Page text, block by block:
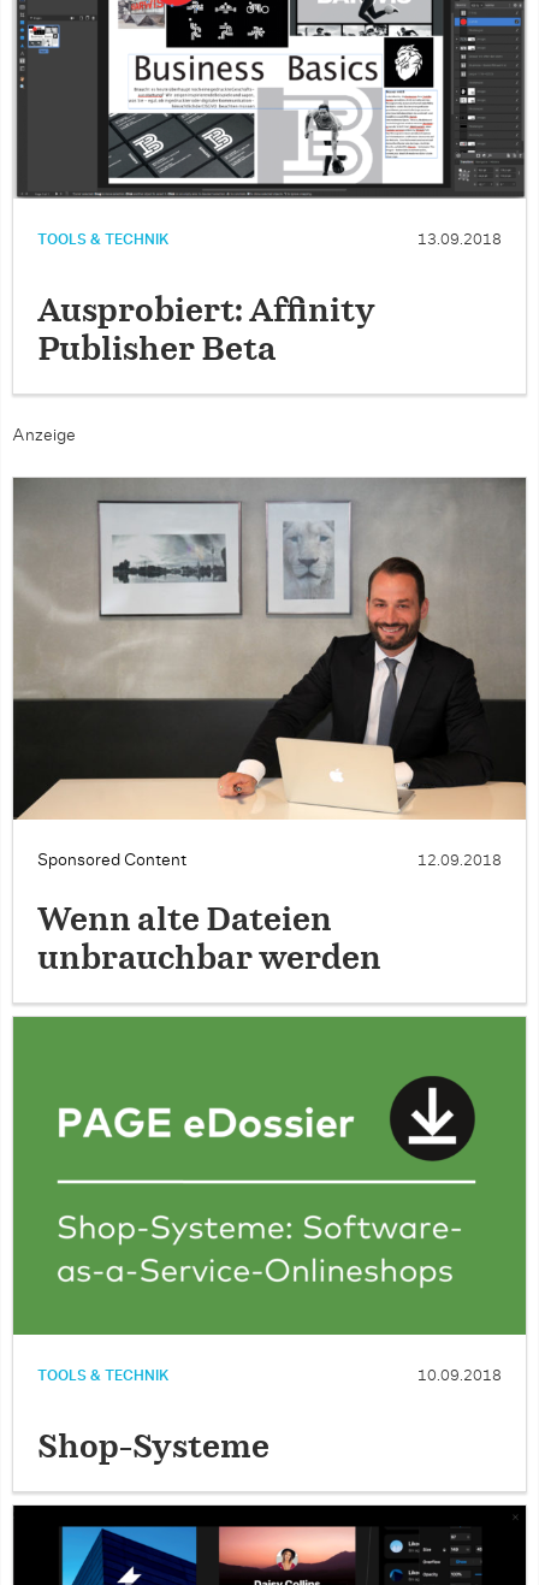
TOOLS & TECHNIK 13.09.2018
Ausprobiert: Affinity
Publisher Beta
Anzeige
Sponsored Content 12.09.2018
Wenn alte Dateien
unbrauchbar werden
TOOLS & TECHNIK 10.09.2018
Shop-Systeme